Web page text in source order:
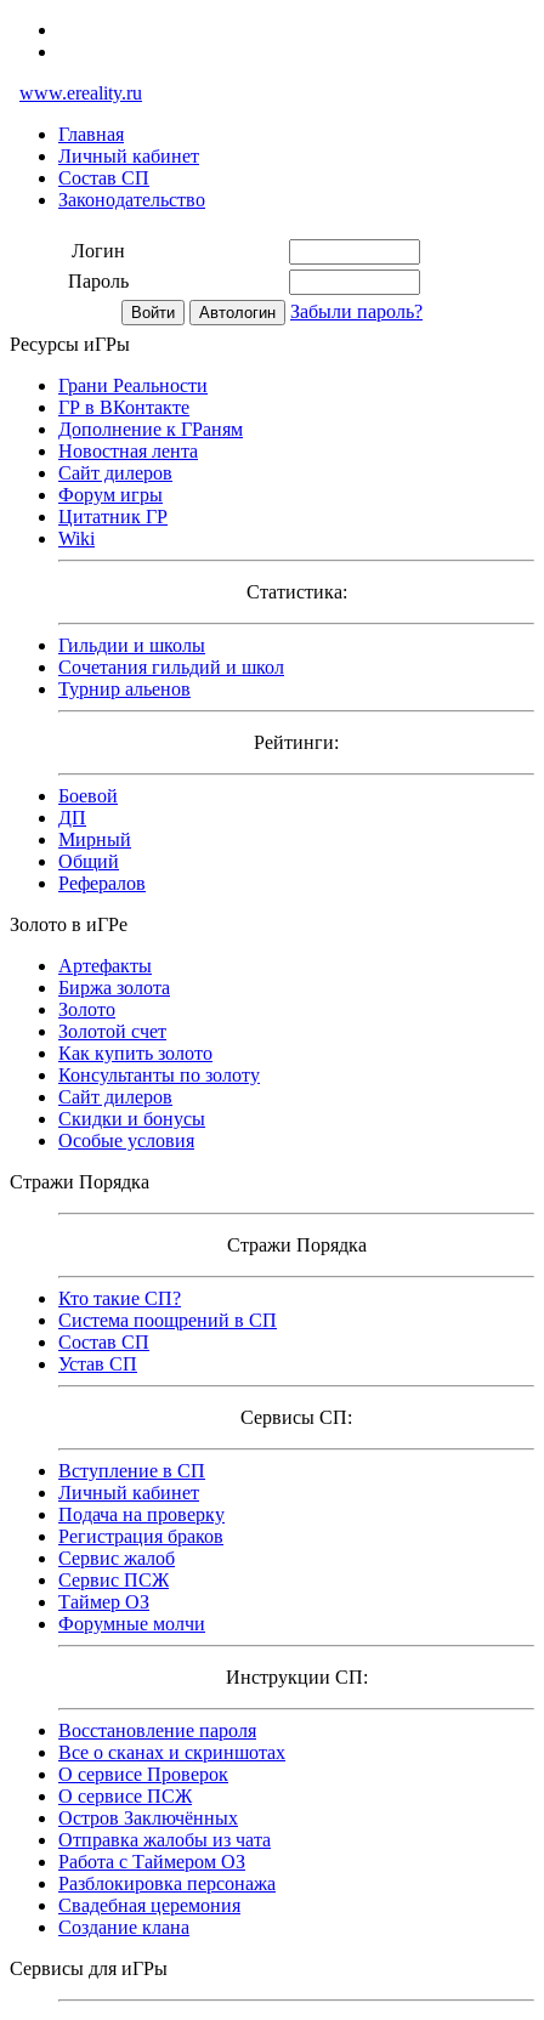
www.ereality.ru
Главная
Личный кабинет
Состав СП
Законодательство
Логин
Пароль
Забыли пароль?
Ресурсы иГРы
Грани Реальности
ГР в ВКонтакте
Дополнение к ГРаням
Новостная лента
Сайт дилеров
Форум игры
Цитатник ГР
Wiki
Статистика:
Гильдии и школы
Сочетания гильдий и школ
Турнир альенов
Рейтинги:
Боевой
ДП
Мирный
Общий
Рефералов
Золото в иГРе
Артефакты
Биржа золота
Золото
Золотой счет
Как купить золото
Консультанты по золоту
Сайт дилеров
Скидки и бонусы
Особые условия
Стражи Порядка
Стражи Порядка
Кто такие СП?
Система поощрений в СП
Состав СП
Устав СП
Сервисы СП:
Вступление в СП
Личный кабинет
Подача на проверку
Регистрация браков
Сервис жалоб
Сервис ПСЖ
Таймер ОЗ
Форумные молчи
Инструкции СП:
Восстановление пароля
Все о сканах и скриншотах
О сервисе Проверок
О сервисе ПСЖ
Остров Заключённых
Отправка жалобы из чата
Работа с Таймером ОЗ
Разблокировка персонажа
Свадебная церемония
Создание клана
Сервисы для иГРы